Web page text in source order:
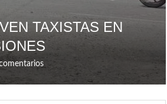
TAXISTAS EN